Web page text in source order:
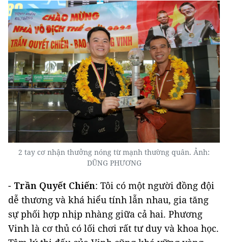
2 tay cơ nhận thưởng nóng từ mạnh thường quân. Ảnh:
DŨNG PHƯƠNG
- Trần Quyết Chiến: Tôi có một người đồng đội
dễ thương và khá hiểu tính lẫn nhau, gia tăng
sự phối hợp nhịp nhàng giữa cả hai. Phương
Vinh là cơ thủ có lối chơi rất tư duy và khoa học.